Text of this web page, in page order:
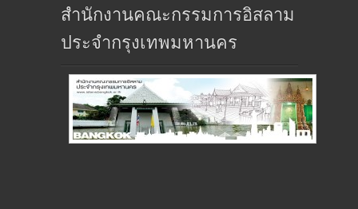
สำนักงานคณะกรรมการอิสลาม
ประจำกรุงเทพมหานคร